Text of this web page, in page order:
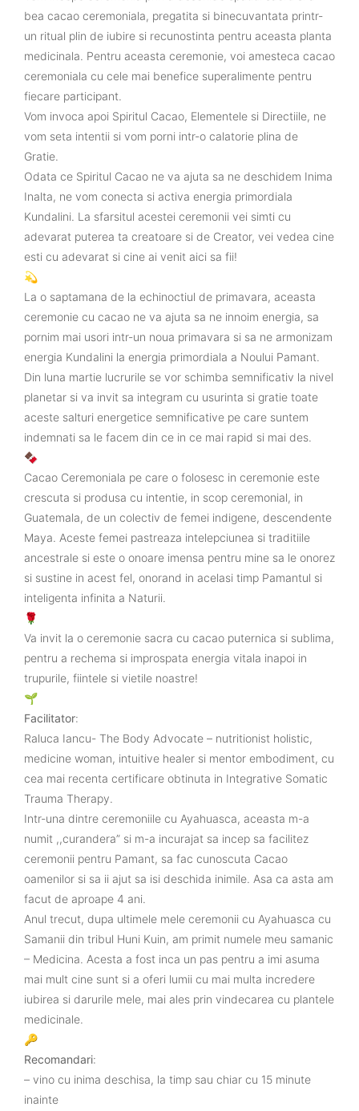
bea cacao ceremoniala, pregatita si binecuvantata printr-
un ritual plin de iubire si recunostinta pentru aceasta planta
medicinala. Pentru aceasta ceremonie, voi amesteca cacao
ceremoniala cu cele mai benefice superalimente pentru
fiecare participant.
Vom invoca apoi Spiritul Cacao, Elementele si Directiile, ne
vom seta intentii si vom porni intr-o calatorie plina de
Gratie.
Odata ce Spiritul Cacao ne va ajuta sa ne deschidem Inima
Inalta, ne vom conecta si activa energia primordiala
Kundalini. La sfarsitul acestei ceremonii vei simti cu
adevarat puterea ta creatoare si de Creator, vei vedea cine
esti cu adevarat si cine ai venit aici sa fii!
💫
La o saptamana de la echinoctiul de primavara, aceasta
ceremonie cu cacao ne va ajuta sa ne innoim energia, sa
pornim mai usori intr-un noua primavara si sa ne armonizam
energia Kundalini la energia primordiala a Noului Pamant.
Din luna martie lucrurile se vor schimba semnificativ la nivel
planetar si va invit sa integram cu usurinta si gratie toate
aceste salturi energetice semnificative pe care suntem
indemnati sa le facem din ce in ce mai rapid si mai des.
🍫
Cacao Ceremoniala pe care o folosesc in ceremonie este
crescuta si produsa cu intentie, in scop ceremonial, in
Guatemala, de un colectiv de femei indigene, descendente
Maya. Aceste femei pastreaza intelepciunea si traditiile
ancestrale si este o onoare imensa pentru mine sa le onorez
si sustine in acest fel, onorand in acelasi timp Pamantul si
inteligenta infinita a Naturii.
🌹
Va invit la o ceremonie sacra cu cacao puternica si sublima,
pentru a rechema si improspata energia vitala inapoi in
trupurile, fiintele si vietile noastre!
🌱
Facilitator:
Raluca Iancu- The Body Advocate – nutritionist holistic,
medicine woman, intuitive healer si mentor embodiment, cu
cea mai recenta certificare obtinuta in Integrative Somatic
Trauma Therapy.
Intr-una dintre ceremoniile cu Ayahuasca, aceasta m-a
numit ,,curandera” si m-a incurajat sa incep sa facilitez
ceremonii pentru Pamant, sa fac cunoscuta Cacao
oamenilor si sa ii ajut sa isi deschida inimile. Asa ca asta am
facut de aproape 4 ani.
Anul trecut, dupa ultimele mele ceremonii cu Ayahuasca cu
Samanii din tribul Huni Kuin, am primit numele meu samanic
– Medicina. Acesta a fost inca un pas pentru a imi asuma
mai mult cine sunt si a oferi lumii cu mai multa incredere
iubirea si darurile mele, mai ales prin vindecarea cu plantele
medicinale.
🔑
Recomandari:
– vino cu inima deschisa, la timp sau chiar cu 15 minute
inainte